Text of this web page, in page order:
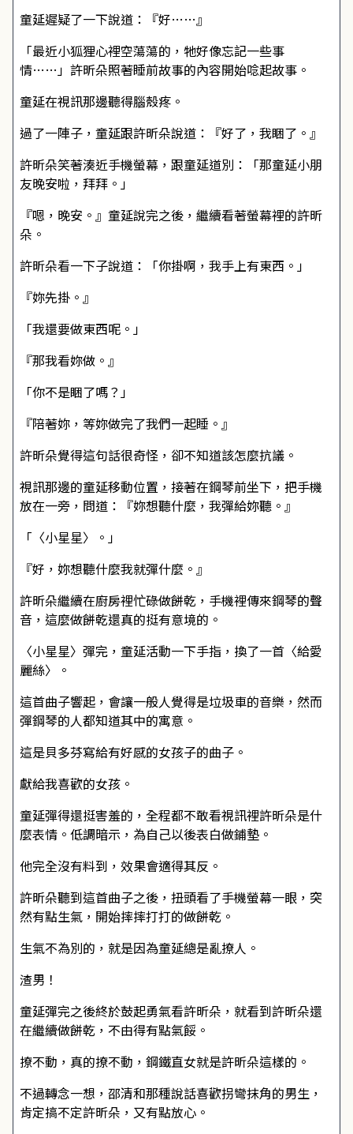
童延遲疑了一下說道：『好……』
「最近小狐狸心裡空蕩蕩的，牠好像忘記一些事
情……」許昕朵照著睡前故事的內容開始唸起故事。
童延在視訊那邊聽得腦殼疼。
過了一陣子，童延跟許昕朵說道：『好了，我睏了。』
許昕朵笑著湊近手機螢幕，跟童延道別：「那童延小朋
友晚安啦，拜拜。」
『嗯，晚安。』童延說完之後，繼續看著螢幕裡的許昕
朵。
許昕朵看一下子說道：「你掛啊，我手上有東西。」
『妳先掛。』
「我還要做東西呢。」
『那我看妳做。』
「你不是睏了嗎？」
『陪著妳，等妳做完了我們一起睡。』
許昕朵覺得這句話很奇怪，卻不知道該怎麼抗議。
視訊那邊的童延移動位置，接著在鋼琴前坐下，把手機
放在一旁，問道：『妳想聽什麼，我彈給妳聽。』
「〈小星星〉。」
『好，妳想聽什麼我就彈什麼。』
許昕朵繼續在廚房裡忙碌做餅乾，手機裡傳來鋼琴的聲
音，這麼做餅乾還真的挺有意境的。
〈小星星〉彈完，童延活動一下手指，換了一首〈給愛
麗絲〉。
這首曲子響起，會讓一般人覺得是垃圾車的音樂，然而
彈鋼琴的人都知道其中的寓意。
這是貝多芬寫給有好感的女孩子的曲子。
獻給我喜歡的女孩。
童延彈得還挺害羞的，全程都不敢看視訊裡許昕朵是什
麼表情。低調暗示，為自己以後表白做鋪墊。
他完全沒有料到，效果會適得其反。
許昕朵聽到這首曲子之後，扭頭看了手機螢幕一眼，突
然有點生氣，開始摔摔打打的做餅乾。
生氣不為別的，就是因為童延總是亂撩人。
渣男！
童延彈完之後終於鼓起勇氣看許昕朵，就看到許昕朵還
在繼續做餅乾，不由得有點氣餒。
撩不動，真的撩不動，鋼鐵直女就是許昕朵這樣的。
不過轉念一想，邵清和那種說話喜歡拐彎抹角的男生，
肯定搞不定許昕朵，又有點放心。